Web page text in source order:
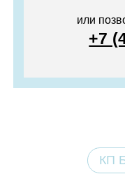
или
+7
КП